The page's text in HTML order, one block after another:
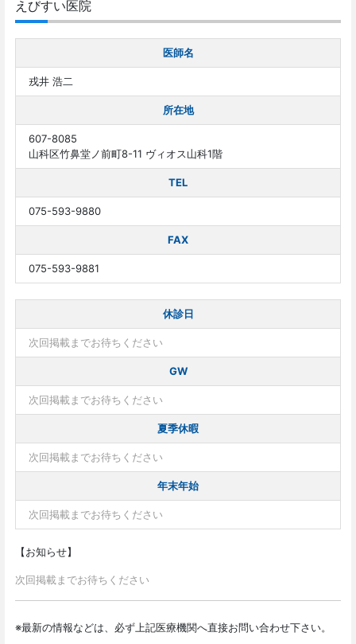
えびすい医院
医師名
戎井 浩二
所在地
607-8085
山科区竹鼻堂ノ前町8-11 ヴィオス山科1階
TEL
075-593-9880
FAX
075-593-9881
休診日
次回掲載までお待ちください
GW
次回掲載までお待ちください
夏季休暇
次回掲載までお待ちください
年末年始
次回掲載までお待ちください
【お知らせ】
次回掲載までお待ちください
※最新の情報などは、必ず上記医療機関へ直接お問い合わせ下さい。